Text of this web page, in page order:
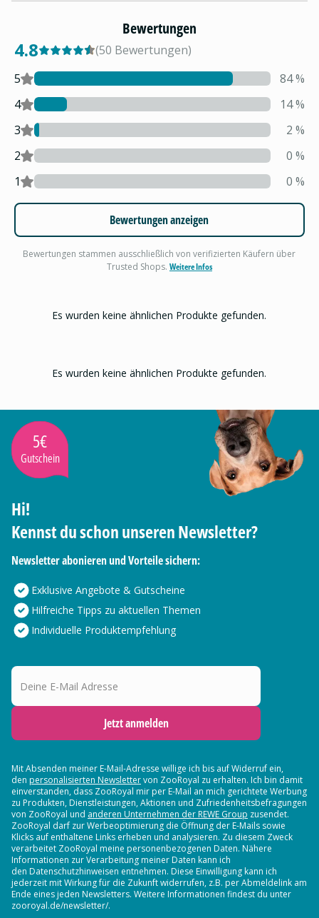
Bewertungen
4.8 (50 Bewertungen)
5
84%
4
14%
3
2 %
2
0 %
1
0 %
Bewertungen anzeigen
Bewertungen stammen ausschließlich von verifizierten Käufern über
Trusted Shops. Weitere Infos
Es wurden keine ähnlichen Produkte gefunden.
Es wurden keine ähnlichen Produkte gefunden.
5€
Gutschein
Hi!
Kennst du schon unseren Newsletter?
Newsletter abonieren und Vorteile sichern:
Exklusive Angebote & Gutscheine
Hilfreiche Tipps zu aktuellen Themen
Individuelle Produktempfehlung
Deine E-Mail Adresse
Jetzt anmelden
Mit Absenden meiner E-Mail-Adresse willige ich bis auf Widerruf ein,
den personalisierten Newslettervon ZooRoyal zu erhalten. Ich bin damit
einverstanden, dass ZooRoyal mir per E-Mail an mich gerichtete Werbung
zu Produkten, Dienstleistungen, Aktionen und Zufriedenheitsbefragungen
von ZooRoyal und anderen Unternehmen der REWE Group zusendet.
ZooRoyal darf zur Werbeoptimierung die Öffnung der E-Mails sowie
Klicks auf enthaltene Links erheben und analysieren. Zu diesem Zweck
verarbeitet ZooRoyal meine personenbezogenen Daten. Nähere
Informationen zur Verarbeitung meiner Daten kann ich
den Datenschutzhinweisen entnehmen. Diese Einwilligung kann ich
jederzeit mit Wirkung für die Zukunft widerrufen, z.B. per Abmeldelink am
Ende eines jeden Newsletters. Weitere Informationen findest du unter
zooroyal.de/newsletter/.